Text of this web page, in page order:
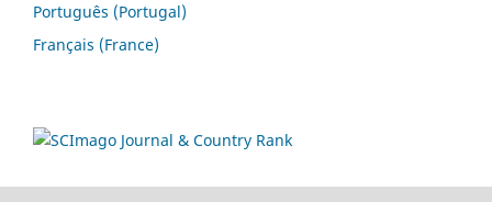
Português (Portugal)
Français (France)